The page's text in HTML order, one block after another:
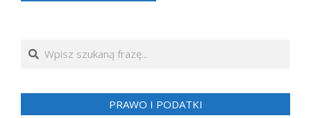
Search
PRAWO I PODATKI